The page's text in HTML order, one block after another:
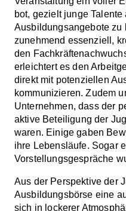
bot, gezielt junge
Ausbildungsangebote zu
zunehmend essenziell,
den
erleichtert es den
direkt mit potenziellen
kommunizieren. Zudem
Unternehmen, dass der
aktive Beteiligung der
waren. Einige gaben
ihre Lebensläufe. Sogar
Vorstellungsgespräche
Aus der Perspektive der
Ausbildungsbörse eine
sich in lockerer